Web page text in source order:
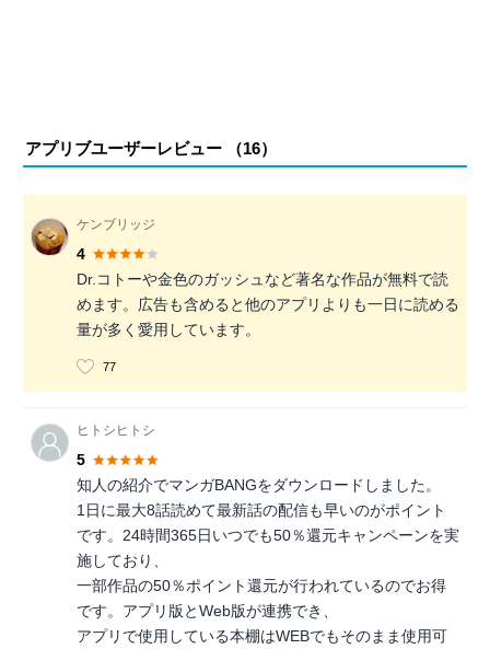
アプリブユーザーレビュー （16）
ケンブリッジ
4
Dr.コトーや金色のガッシュなど著名な作品が無料で読
めます。広告も含めると他のアプリよりも一日に読める
量が多く愛用しています。
77
ヒトシヒトシ
5
知人の紹介でマンガBANGをダウンロードしました。
1日に最大8話読めて最新話の配信も早いのがポイント
です。24時間365日いつでも50％還元キャンペーンを実
施しており、
一部作品の50％ポイント還元が行われているのでお得
です。アプリ版とWeb版が連携でき、
アプリで使用している本棚はWEBでもそのまま使用可